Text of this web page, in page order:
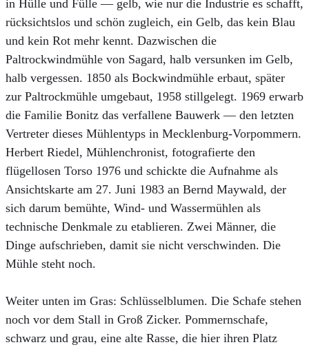
in Hülle und Fülle — gelb, wie nur die Industrie es schafft,
rücksichtslos und schön zugleich, ein Gelb, das kein Blau
und kein Rot mehr kennt. Dazwischen die
Paltrockwindmühle von Sagard, halb versunken im Gelb,
halb vergessen. 1850 als Bockwindmühle erbaut, später
zur Paltrockmühle umgebaut, 1958 stillgelegt. 1969 erwarb
die Familie Bonitz das verfallene Bauwerk — den letzten
Vertreter dieses Mühlentyps in Mecklenburg-Vorpommern.
Herbert Riedel, Mühlenchronist, fotografierte den
flügellosen Torso 1976 und schickte die Aufnahme als
Ansichtskarte am 27. Juni 1983 an Bernd Maywald, der
sich darum bemühte, Wind- und Wassermühlen als
technische Denkmale zu etablieren. Zwei Männer, die
Dinge aufschrieben, damit sie nicht verschwinden. Die
Mühle steht noch.
Weiter unten im Gras: Schlüsselblumen. Die Schafe stehen
noch vor dem Stall in Groß Zicker. Pommernschafe,
schwarz und grau, eine alte Rasse, die hier ihren Platz